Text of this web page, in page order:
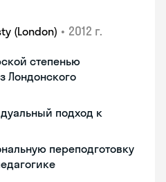
(London) • 2012 г.
степенью
Лондонского
подход к
переподготовку